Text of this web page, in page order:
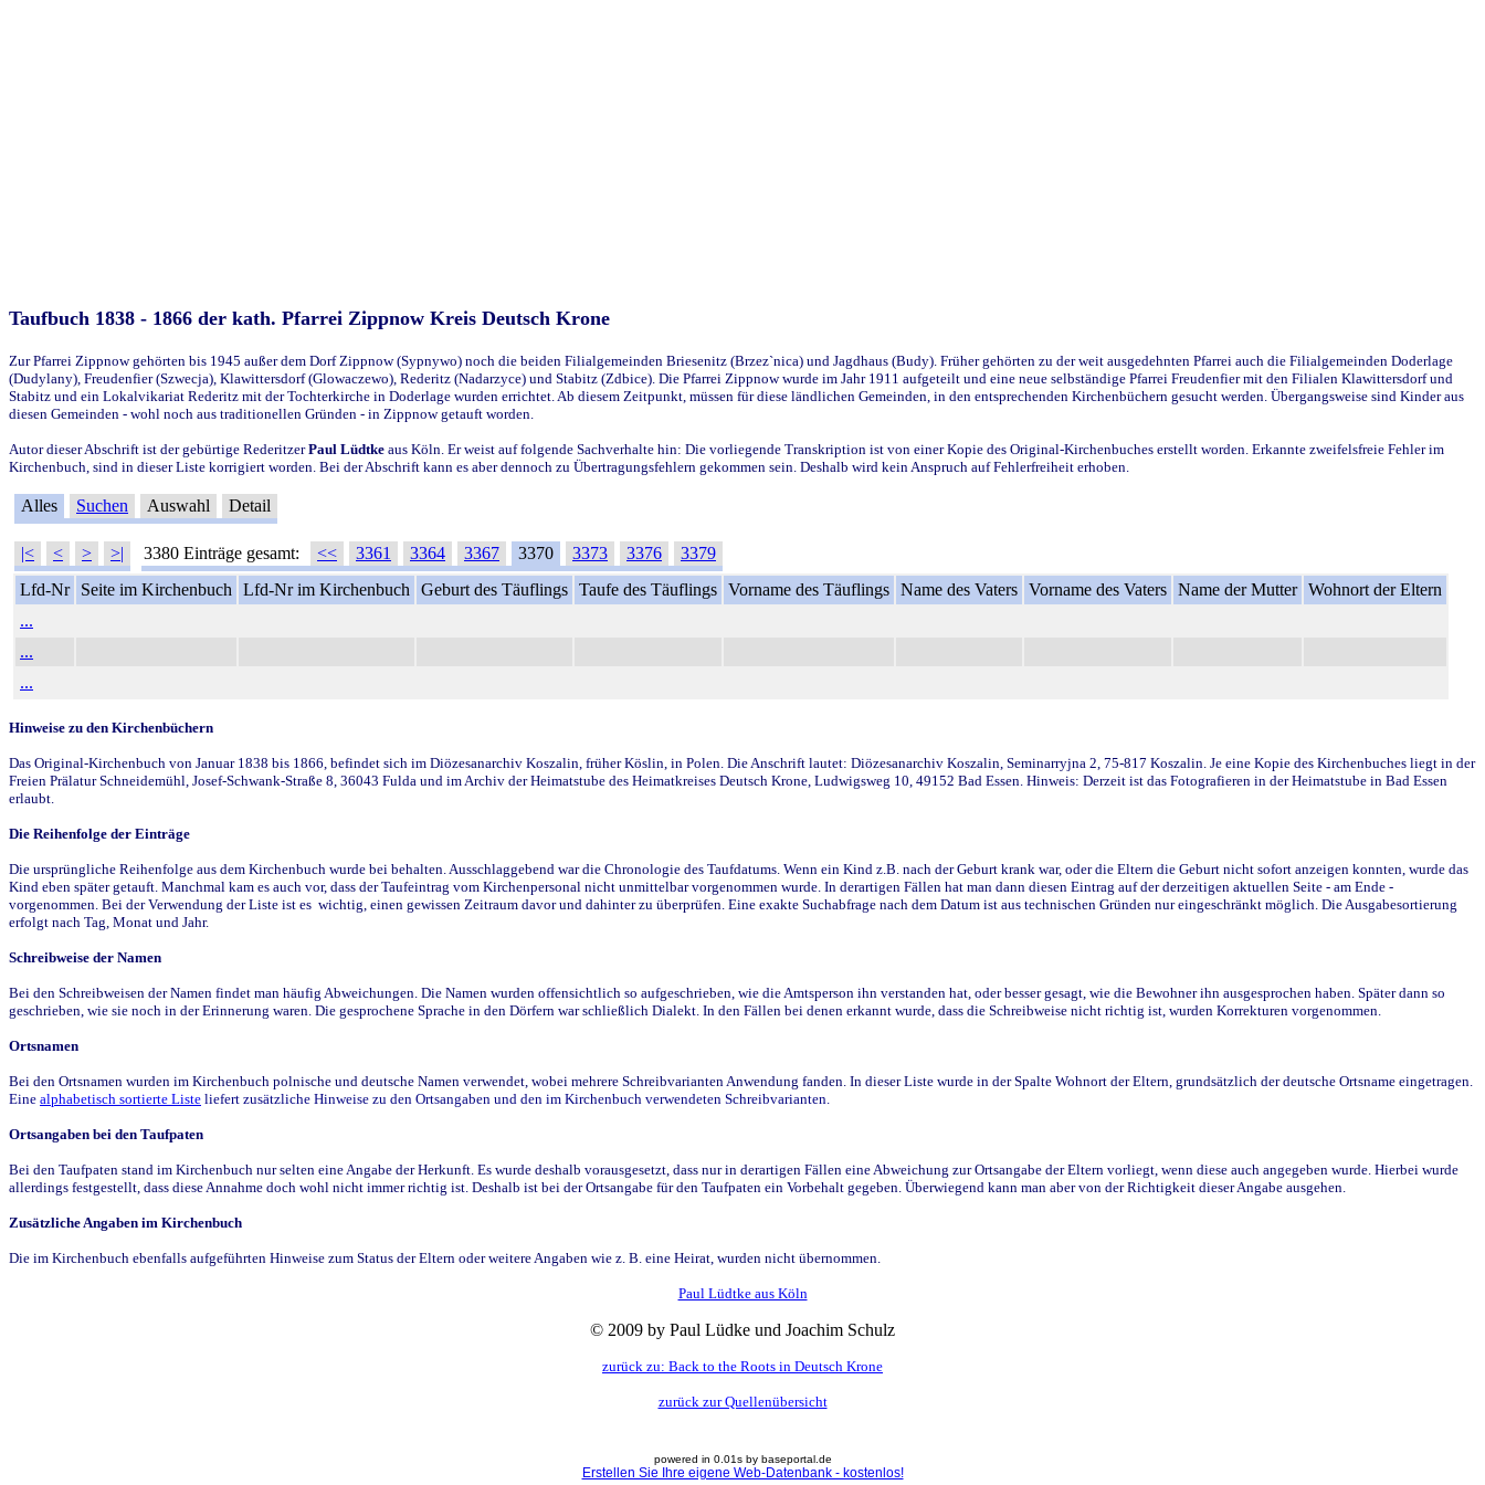
Taufbuch 1838 - 1866 der kath. Pfarrei Zippnow Kreis Deutsch Krone
Zur Pfarrei Zippnow gehörten bis 1945 außer dem Dorf Zippnow (Sypnywo) noch die beiden Filialgemeinden Briesenitz (Brzez`nica) und Jagdhaus (Budy). Früher gehörten zu der weit ausgedehnten Pfarrei auch die Filialgemeinden Doderlage
(Dudylany), Freudenfier (Szwecja), Klawittersdorf (Glowaczewo), Rederitz (Nadarzyce) und Stabitz (Zdbice). Die Pfarrei Zippnow wurde im Jahr 1911 aufgeteilt und eine neue selbständige Pfarrei Freudenfier mit den Filialen Klawittersdorf und
Stabitz und ein Lokalvikariat Rederitz mit der Tochterkirche in Doderlage wurden errichtet. Ab diesem Zeitpunkt, müssen für diese ländlichen Gemeinden, in den entsprechenden Kirchenbüchern gesucht werden. Übergangsweise sind Kinder aus
diesen Gemeinden - wohl noch aus traditionellen Gründen - in Zippnow getauft worden.
Autor dieser Abschrift ist der gebürtige RederitzerPaul Lüdtke aus Köln. Er weist auf folgende Sachverhalte hin: Die vorliegende Transkription ist von einer Kopie des Original-Kirchenbuches erstellt worden. Erkannte zweifelsfreie Fehler im
Kirchenbuch, sind in dieser Liste korrigiert worden. Bei der Abschrift kann es aber dennoch zu Übertragungsfehlern gekommen sein. Deshalb wird kein Anspruch auf Fehlerfreiheit erhoben.
Alles Suchen Auswahl Detail
|< < > >| 3380 Einträge gesamt: << 3361 3364 3367 3370 3373 3376
3379
Lfd-Nr
Seite im Kirchenbuch Lfd-Nr im Kirchenbuch Geburt des Täuflings Taufe des Täuflings Vorname des Täuflings Name des Vaters Vorname des Vaters Name der Mutter Wohnort der Eltern
...
...
...
Hinweise zu den Kirchenbüchern
Das Original-Kirchenbuch von Januar 1838 bis 1866, befindet sich im Diözesanarchiv Koszalin, früher Köslin, in Polen. Die Anschrift lautet: Diözesanarchiv Koszalin, Seminarryjna 2, 75-817 Koszalin. Je eine Kopie des Kirchenbuches liegt in der
Freien Prälatur Schneidemühl, Josef-Schwank-Straße 8, 36043 Fulda und im Archiv der Heimatstube des Heimatkreises Deutsch Krone, Ludwigsweg 10, 49152 Bad Essen. Hinweis: Derzeit ist das Fotografieren in der Heimatstube in Bad Essen
erlaubt.
Die Reihenfolge der Einträge
Die ursprüngliche Reihenfolge aus dem Kirchenbuch wurde bei behalten. Ausschlaggebend war die Chronologie des Taufdatums. Wenn ein Kind z.B. nach der Geburt krank war, oder die Eltern die Geburt nicht sofort anzeigen konnten, wurde das
Kind eben später getauft. Manchmal kam es auch vor, dass der Taufeintrag vom Kirchenpersonal nicht unmittelbar vorgenommen wurde. In derartigen Fällen hat man dann diesen Eintrag auf der derzeitigen aktuellen Seite - am Ende -
vorgenommen. Bei der Verwendung der Liste ist es wichtig, einen gewissen Zeitraum davor und dahinter zu überprüfen. Eine exakte Suchabfrage nach dem Datum ist aus technischen Gründen nur eingeschränkt möglich. Die Ausgabesortierung
erfolgt nach Tag, Monat und Jahr.
Schreibweise der Namen
Bei den Schreibweisen der Namen findet man häufig Abweichungen. Die Namen wurden offensichtlich so aufgeschrieben, wie die Amtsperson ihn verstanden hat, oder besser gesagt, wie die Bewohner ihn ausgesprochen haben. Später dann so
geschrieben, wie sie noch in der Erinnerung waren. Die gesprochene Sprache in den Dörfern war schließlich Dialekt. In den Fällen bei denen erkannt wurde, dass die Schreibweise nicht richtig ist, wurden Korrekturen vorgenommen.
Ortsnamen
Bei den Ortsnamen wurden im Kirchenbuch polnische und deutsche Namen verwendet, wobei mehrere Schreibvarianten Anwendung fanden. In dieser Liste wurde in der Spalte Wohnort der Eltern, grundsätzlich der deutsche Ortsname eingetragen.
Eine alphabetisch sortierte Liste liefert zusätzliche Hinweise zu den Ortsangaben und den im Kirchenbuch verwendeten Schreibvarianten.
Ortsangaben bei den Taufpaten
Bei den Taufpaten stand im Kirchenbuch nur selten eine Angabe der Herkunft. Es wurde deshalb vorausgesetzt, dass nur in derartigen Fällen eine Abweichung zur Ortsangabe der Eltern vorliegt, wenn diese auch angegeben wurde. Hierbei wurde
allerdings festgestellt, dass diese Annahme doch wohl nicht immer richtig ist. Deshalb ist bei der Ortsangabe für den Taufpaten ein Vorbehalt gegeben. Überwiegend kann man aber von der Richtigkeit dieser Angabe ausgehen.
Zusätzliche Angaben im Kirchenbuch
Die im Kirchenbuch ebenfalls aufgeführten Hinweise zum Status der Eltern oder weitere Angaben wie z. B. eine Heirat, wurden nicht übernommen.
Paul Lüdtke aus Köln
© 2009 by Paul Lüdke und Joachim Schulz
zurück zu: Back to the Roots in Deutsch Krone
zurück zur Quellenübersicht
powered in 0.01s by baseportal.de
Erstellen Sie Ihre eigene Web-Datenbank - kostenlos!